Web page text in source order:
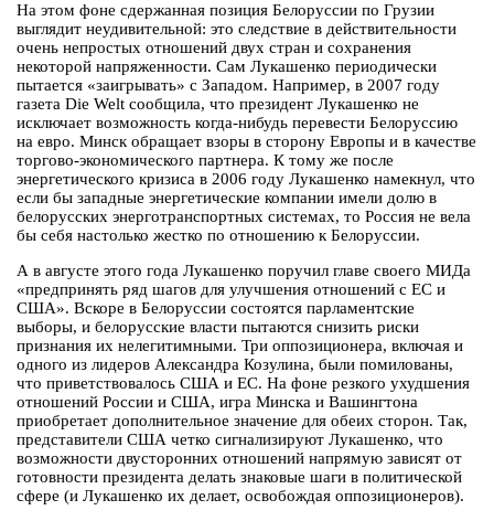
На этом фоне сдержанная позиция Белоруссии по Грузии
выглядит неудивительной: это следствие в действительности
очень непростых отношений двух стран и сохранения
некоторой напряженности. Сам Лукашенко периодически
пытается «заигрывать» с Западом. Например, в 2007 году
газета Die Welt сообщила, что президент Лукашенко не
исключает возможность когда-нибудь перевести Белоруссию
на евро. Минск обращает взоры в сторону Европы и в качестве
торгово-экономического партнера. К тому же после
энергетического кризиса в 2006 году Лукашенко намекнул, что
если бы западные энергетические компании имели долю в
белорусских энерготранспортных системах, то Россия не вела
бы себя настолько жестко по отношению к Белоруссии.
А в августе этого года Лукашенко поручил главе своего МИДа
«предпринять ряд шагов для улучшения отношений с ЕС и
США». Вскоре в Белоруссии состоятся парламентские
выборы, и белорусские власти пытаются снизить риски
признания их нелегитимными. Три оппозиционера, включая и
одного из лидеров Александра Козулина, были помилованы,
что приветствовалось США и ЕС. На фоне резкого ухудшения
отношений России и США, игра Минска и Вашингтона
приобретает дополнительное значение для обеих сторон. Так,
представители США четко сигнализируют Лукашенко, что
возможности двусторонних отношений напрямую зависят от
готовности президента делать знаковые шаги в политической
сфере (и Лукашенко их делает, освобождая оппозиционеров).